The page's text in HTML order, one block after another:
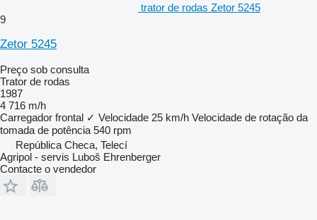
trator de rodas Zetor 5245
9
Zetor 5245
Preço sob consulta
Trator de rodas
1987
4 716 m/h
Carregador frontal ✓ Velocidade 25 km/h Velocidade de rotação da
tomada de potência 540 rpm
República Checa, Telecí
Agripol - servis Luboš Ehrenberger
Contacte o vendedor